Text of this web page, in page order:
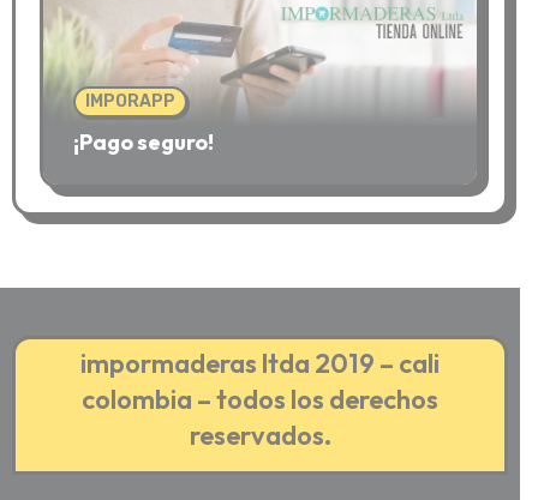
IMPORAPP
¡Pago seguro!
impormaderas ltda 2019 – cali
colombia – todos los derechos
reservados.